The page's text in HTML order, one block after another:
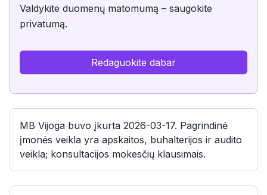
Valdykite duomenų matomumą – saugokite
privatumą.
Redaguokite dabar
MB Vijoga buvo įkurta 2026-03-17. Pagrindinė
įmonės veikla yra apskaitos, buhalterijos ir audito
veikla; konsultacijos mokesčių klausimais.